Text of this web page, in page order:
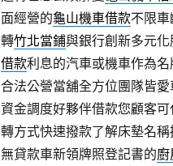
面經營的龜山機車借款不限車
轉竹北當鋪與銀行創新多元
借款利息的汽車或機車作為
合法公營當舖全方位團隊皆
資金調度好夥伴借款您顧客
轉方式快速撥款了解床墊名
無貸款車新領牌照登記書的